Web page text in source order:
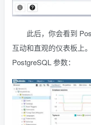
此后，你会看到
互动和直观的仪表板上
PostgreSQL 参数：